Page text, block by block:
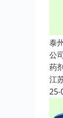
泰
公
药
江
25-